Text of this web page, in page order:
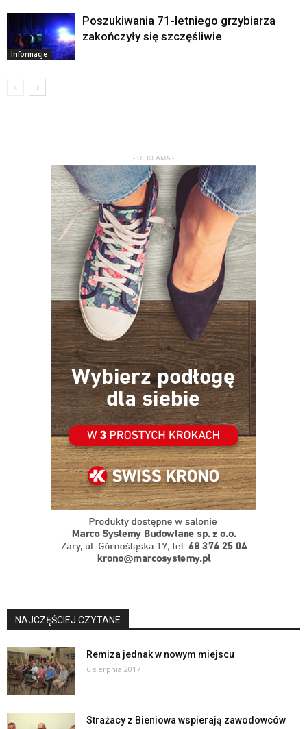
Informacje
Poszukiwania 71-letniego grzybiarza
zakończyły się szczęśliwie
- REKLAMA -
NAJCZĘŚCIEJ CZYTANE
Remiza jednak w nowym miejscu
6 sierpnia 2017
Strażacy z Bieniowa wspierają zawodowców